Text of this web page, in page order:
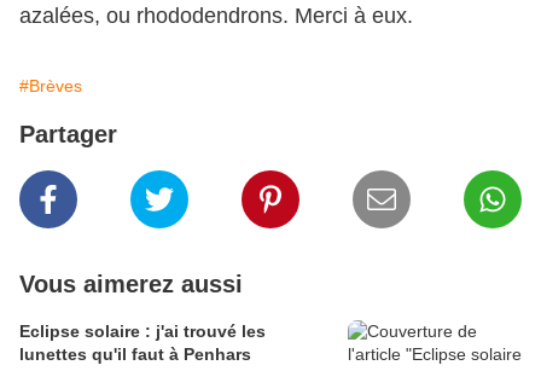
azalées, ou rhododendrons. Merci à eux.
#Brèves
Partager
Vous aimerez aussi
Eclipse solaire : j'ai trouvé les
lunettes qu'il faut à Penhars